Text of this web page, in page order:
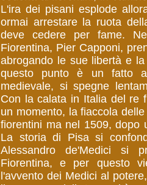
L'ira dei pisani esplode
ormai arrestare la ruota
deve cedere per fame.
Fiorentina, Pier Capponi,
abrogando le sue libertà e
questo punto è un fatto
medievale, si spegne
Con la calata in Italia del re
un momento, la fiaccola
fiorentini ma nel 1509, dopo
La storia di Pisa si
Alessandro de'Medici si
Fiorentina, e per questo
l'avvento dei Medici al